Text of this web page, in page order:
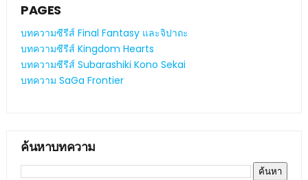
PAGES
บทความซีรีส์ Final Fantasy และจิปาถะ
บทความซีรีส์ Kingdom Hearts
บทความซีรีส์ Subarashiki Kono Sekai
บทความ SaGa Frontier
ค้นหาบทความ